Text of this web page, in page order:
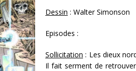
Dessin : Walter Simonson
Episodes :
Sollicitation : Les dieux
Il fait serment de